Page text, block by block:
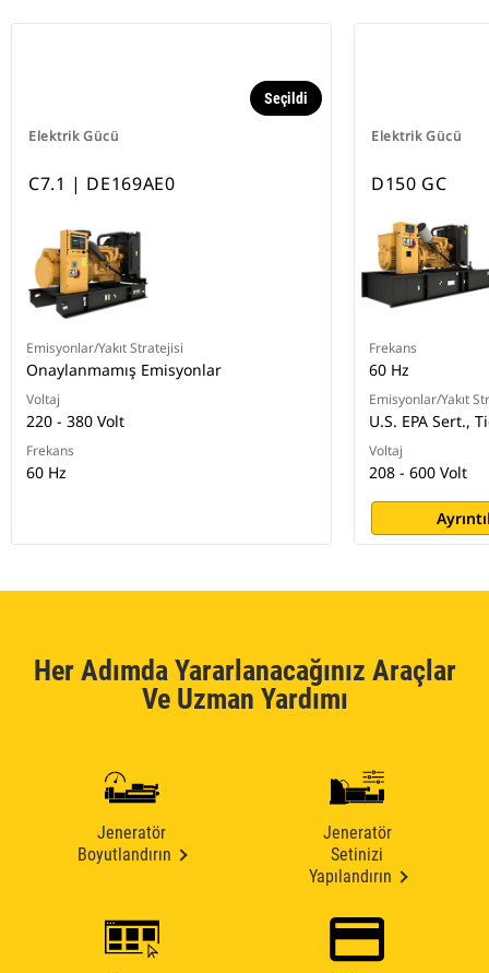
Elektrik Gücü
Seçildi
C7.1 | DE169AE0
Emisyonlar/Yakıt Stratejisi
Onaylanmamış Emisyonlar
Voltaj
220 - 380 Volt
Frekans
60 Hz
Elektrik Gücü
D150 GC
Frekans
60 Hz
Emisyonlar/Yakıt
U.S. EPA Sert.,
Voltaj
208 - 600 Volt
Her Adımda Yararlanacağınız Araçlar
Ve Uzman Yardımı
Jeneratör
Boyutlandırın
Jeneratör
Setinizi
Yapılandırın